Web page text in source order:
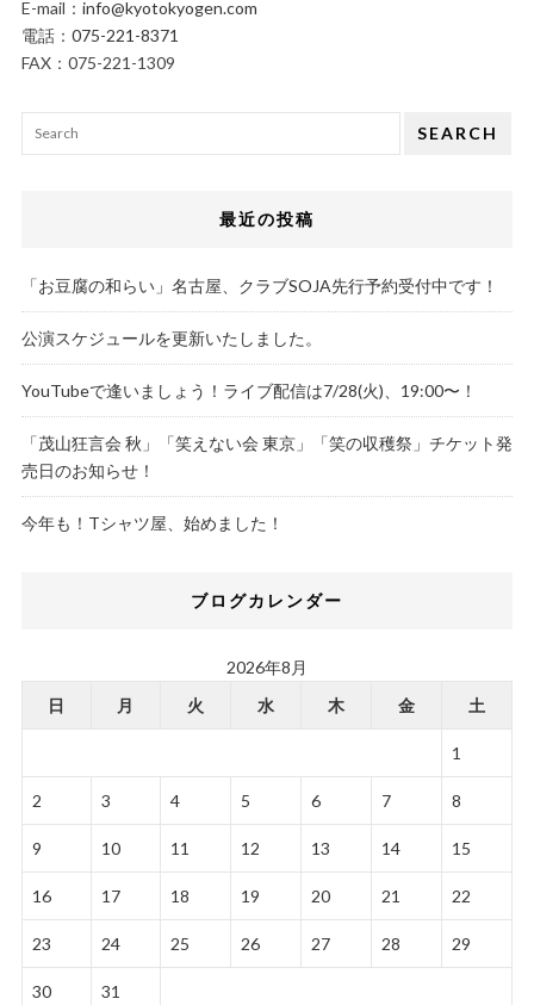
E-mail： info@kyotokyogen.com
電話： 075-221-8371
FAX：075-221-1309
SEARCH
最近の投稿
「お豆腐の和らい」名古屋、クラブSOJA先行予約受付中です！
公演スケジュールを更新いたしました。
YouTubeで逢いましょう！ライブ配信は7/28(火)、19:00〜！
「茂山狂言会 秋」「笑えない会 東京」「笑の収穫祭」チケット発
売日のお知らせ！
今年も！Tシャツ屋、始めました！
ブログカレンダー
2026年8月
日
月 火 水 木 金 土
1
2 3 4 5 6 7 8
9 10 11 12 13 14 15
16 17 18 19 20 21 22
23 24 25 26 27 28 29
30
31